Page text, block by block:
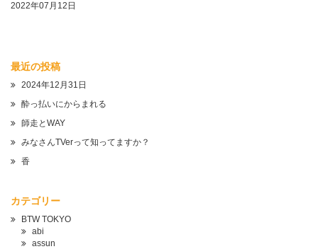
2022年07月12日
最近の投稿
2024年12月31日
酔っ払いにからまれる
師走とWAY
みなさんTVerって知ってますか？
香
カテゴリー
BTW TOKYO
abi
assun